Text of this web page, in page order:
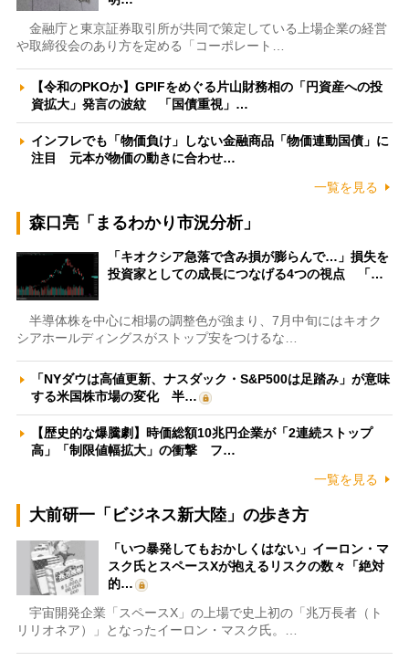
金融庁と東京証券取引所が共同で策定している上場企業の経営
や取締役会のあり方を定める「コーポレート…
【令和のPKOか】GPIFをめぐる片山財務相の「円資産への投
資拡大」発言の波紋 「国債重視」…
インフレでも「物価負け」しない金融商品「物価連動国債」に
注目 元本が物価の動きに合わせ…
一覧を見る
森口亮「まるわかり市況分析」
「キオクシア急落で含み損が膨らんで…」損失を
投資家としての成長につなげる4つの視点 「…
半導体株を中心に相場の調整色が強まり、7月中旬にはキオク
シアホールディングスがストップ安をつけるな…
「NYダウは高値更新、ナスダック・S&P500は足踏み」が意味
する米国株市場の変化 半…
【歴史的な爆騰劇】時価総額10兆円企業が「2連続ストップ
高」「制限値幅拡大」の衝撃 フ…
一覧を見る
大前研一「ビジネス新大陸」の歩き方
「いつ暴発してもおかしくはない」イーロン・マ
スク氏とスペースXが抱えるリスクの数々「絶対
的…
宇宙開発企業「スペースX」の上場で史上初の「兆万長者（ト
リリオネア）」となったイーロン・マスク氏。…